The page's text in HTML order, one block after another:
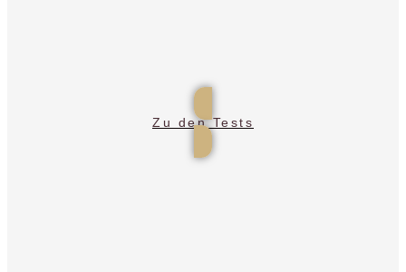
Zu den Tests